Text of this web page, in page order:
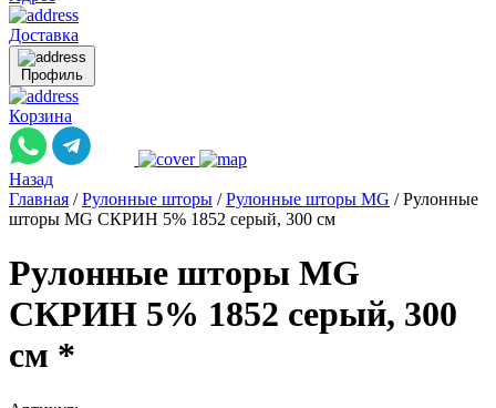
Доставка
Профиль
Корзина
Назад
Главная / Рулонные шторы / Рулонные шторы MG / Рулонные
шторы MG СКРИН 5% 1852 серый, 300 см
Рулонные шторы MG
СКРИН 5% 1852 серый, 300
см *